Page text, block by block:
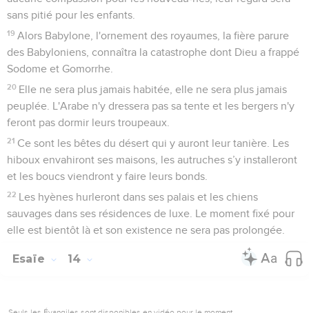
sans pitié pour les enfants.
19 Alors Babylone, l'ornement des royaumes, la fière parure
des Babyloniens, connaîtra la catastrophe dont Dieu a frappé
Sodome et Gomorrhe.
20 Elle ne sera plus jamais habitée, elle ne sera plus jamais
peuplée. L'Arabe n'y dressera pas sa tente et les bergers n'y
feront pas dormir leurs troupeaux.
21 Ce sont les bêtes du désert qui y auront leur tanière. Les
hiboux envahiront ses maisons, les autruches s’y installeront
et les boucs viendront y faire leurs bonds.
22 Les hyènes hurleront dans ses palais et les chiens
sauvages dans ses résidences de luxe. Le moment fixé pour
elle est bientôt là et son existence ne sera pas prolongée.
Esaïe 14